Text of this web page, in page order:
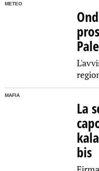
METEO
MAFIA
La
bis